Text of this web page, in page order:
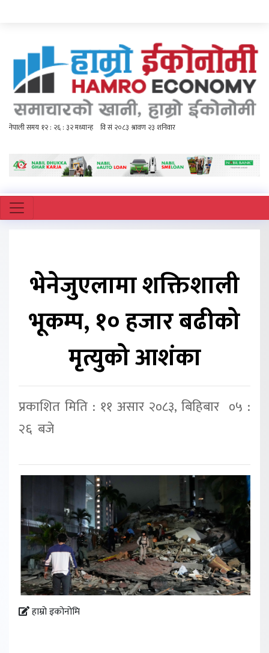
भेनेजुएलामा शक्तिशाली
भूकम्प, १० हजार बढीको
मृत्युको आशंका
प्रकाशित मिति : ११ असार २०८३, बिहिबार ०५ :
२६ बजे
हाम्रो इकोनोमि